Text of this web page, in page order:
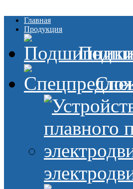
Главная
Продукция